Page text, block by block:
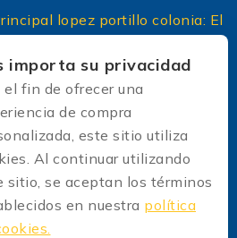
lopez portillo colonia: El
Jalisco
importa su privacidad
el fin de ofrecer una
de compra
este sitio utiliza
Al continuar utilizando
sitio, se aceptan los términos
en nuestra política